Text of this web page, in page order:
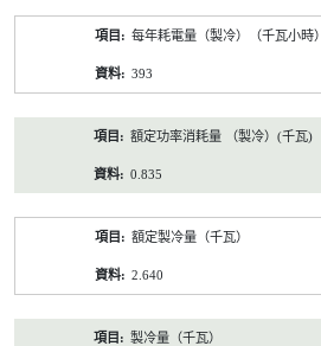
每年耗電量（製冷）（千瓦小時）
393
額定功率消耗量 （製冷）(千瓦)
0.835
額定製冷量（千瓦）
2.640
製冷量（千瓦）